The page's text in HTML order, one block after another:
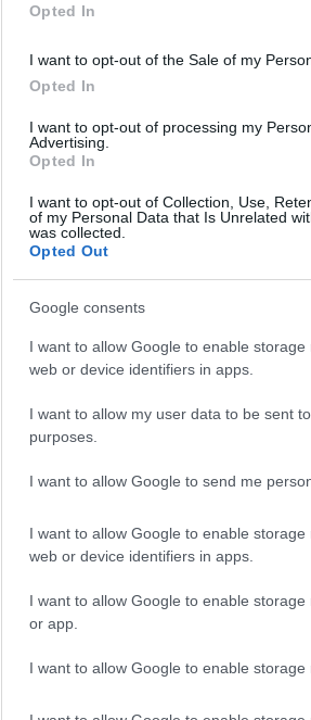
Opted In
I want to opt-out of the Sale of my
Opted In
I want to opt-out of processing my
Advertising.
Opted In
I want to opt-out of Collection, Use,
of my Personal Data that Is Unrelated
was collected.
Opted Out
Google consents
I want to allow Google to enable
web or device identifiers in apps.
I want to allow my user data to be sent
purposes.
I want to allow Google to send me
I want to allow Google to enable
web or device identifiers in apps.
I want to allow Google to enable
or app.
I want to allow Google to enable storage